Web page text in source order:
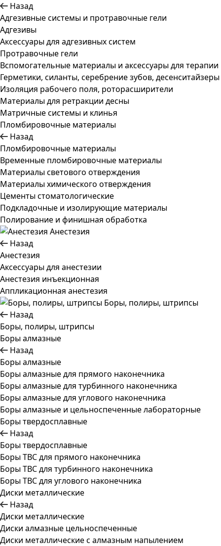
Назад
Адгезивные системы и протравочные гели
Адгезивы
Аксессуары для адгезивных систем
Протравочные гели
Вспомогательные материалы и аксессуары для терапии
Герметики, силанты, серебрение зубов, десенситайзеры
Изоляция рабочего поля, роторасширители
Материалы для ретракции десны
Матричные системы и клинья
Пломбировочные материалы
Назад
Пломбировочные материалы
Временные пломбировочные материалы
Материалы светового отверждения
Материалы химического отверждения
Цементы стоматологические
Подкладочные и изолирующие материалы
Полирование и финишная обработка
Анестезия
Назад
Анестезия
Аксессуары для анестезии
Анестезия инъекционная
Аппликационная анестезия
Боры, полиры, штрипсы
Назад
Боры, полиры, штрипсы
Боры алмазные
Назад
Боры алмазные
Боры алмазные для прямого наконечника
Боры алмазные для турбинного наконечника
Боры алмазные для углового наконечника
Боры алмазные и цельноспеченные лабораторные
Боры твердосплавные
Назад
Боры твердосплавные
Боры ТВС для прямого наконечника
Боры ТВС для турбинного наконечника
Боры ТВС для углового наконечника
Диски металлические
Назад
Диски металлические
Диски алмазные цельноспеченные
Диски металлические с алмазным напылением